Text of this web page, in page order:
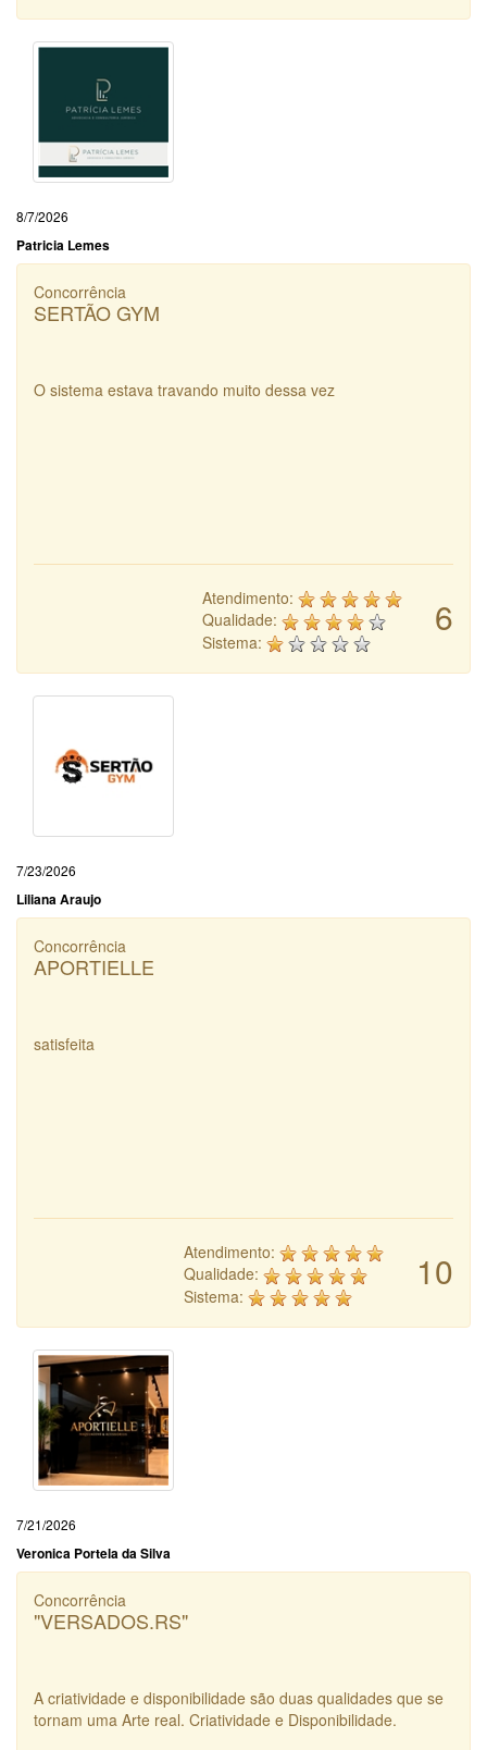
8/7/2026
Patricia Lemes
Concorrência
SERTÃO GYM
O sistema estava travando muito dessa vez
6
Atendimento:
Qualidade:
Sistema:
7/23/2026
Liliana Araujo
Concorrência
APORTIELLE
satisfeita
10
Atendimento:
Qualidade:
Sistema:
7/21/2026
Veronica Portela da Silva
Concorrência
"VERSADOS.RS"
A criatividade e disponibilidade são duas qualidades que se
tornam uma Arte real. Criatividade e Disponibilidade.